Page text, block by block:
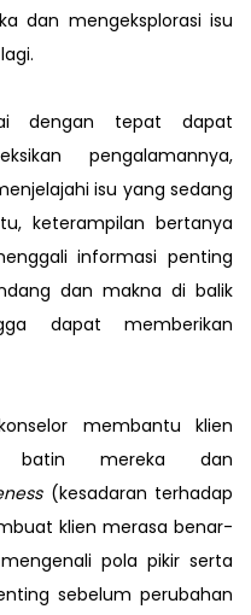
dan mengeksplorasi isu
dengan tepat dapat
pengalamannya,
isu yang sedang
keterampilan bertanya
informasi penting
dan makna di balik
dapat memberikan
membantu klien
batin mereka dan
(kesadaran terhadap
klien merasa benar-
pola pikir serta
sebelum perubahan